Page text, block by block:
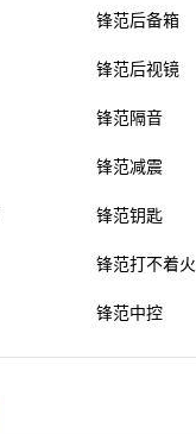
锋范后备箱
锋范后视镜
锋范隔音
锋范减震
锋范钥匙
锋范打不着火
锋范中控